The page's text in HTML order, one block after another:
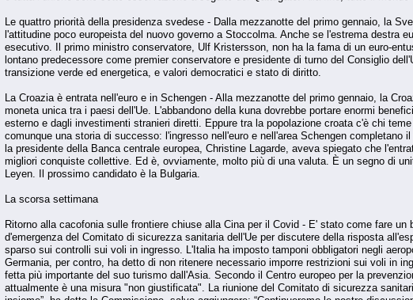
Le quattro priorità della presidenza svedese - Dalla mezzanotte del primo gennaio, la
l'attitudine poco europeista del nuovo governo a Stoccolma. Anche se l'estrema
esecutivo. Il primo ministro conservatore, Ulf Kristersson, non ha la fama di un euro-
lontano predecessore come premier conservatore e presidente di turno del Consiglio
transizione verde ed energetica, e valori democratici e stato di diritto.
La Croazia è entrata nell'euro e in Schengen - Alla mezzanotte del primo gennaio, la
moneta unica tra i paesi dell'Ue. L'abbandono della kuna dovrebbe portare enormi
esterno e dagli investimenti stranieri diretti. Eppure tra la popolazione croata c'è chi
comunque una storia di successo: l'ingresso nell'euro e nell'area Schengen
la presidente della Banca centrale europea, Christine Lagarde, aveva spiegato che
migliori conquiste collettive. Ed è, ovviamente, molto più di una valuta. È un segno di
Leyen. Il prossimo candidato è la Bulgaria.
La scorsa settimana
Ritorno alla cacofonia sulle frontiere chiuse alla Cina per il Covid - E' stato come fare
d'emergenza del Comitato di sicurezza sanitaria dell'Ue per discutere della risposta
sparso sui controlli sui voli in ingresso. L'Italia ha imposto tamponi obbligatori negli
Germania, per contro, ha detto di non ritenere necessario imporre restrizioni sui voli in
fetta più importante del suo turismo dall'Asia. Secondo il Centro europeo per la
attualmente è una misura "non giustificata". La riunione del Comitato di sicurezza